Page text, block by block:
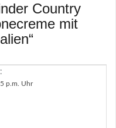
Country
mit
“
p.m. Uhr